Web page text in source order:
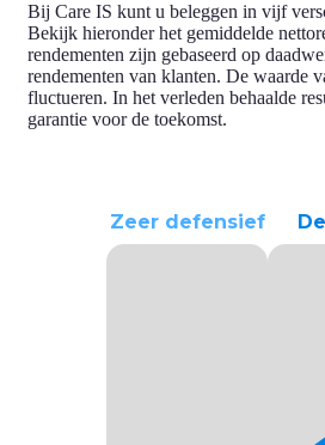
Bij Care IS kunt u beleggen in vijf
Bekijk hieronderhet gemiddelde
rendementen zijn gebaseerd op
rendementen van klanten. De waarde
fluctueren. In het verleden behaalde
garantie voor de toekomst.